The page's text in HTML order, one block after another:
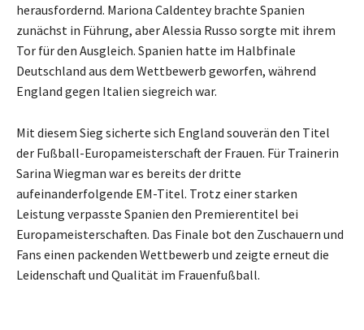
herausfordernd. Mariona Caldentey brachte Spanien
zunächst in Führung, aber Alessia Russo sorgte mit ihrem
Tor für den Ausgleich. Spanien hatte im Halbfinale
Deutschland aus dem Wettbewerb geworfen, während
England gegen Italien siegreich war.
Mit diesem Sieg sicherte sich England souverän den Titel
der Fußball-Europameisterschaft der Frauen. Für Trainerin
Sarina Wiegman war es bereits der dritte
aufeinanderfolgende EM-Titel. Trotz einer starken
Leistung verpasste Spanien den Premierentitel bei
Europameisterschaften. Das Finale bot den Zuschauern und
Fans einen packenden Wettbewerb und zeigte erneut die
Leidenschaft und Qualität im Frauenfußball.